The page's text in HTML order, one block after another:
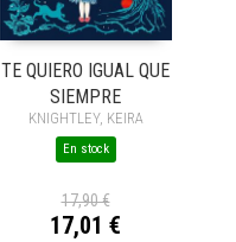
TE QUIERO IGUAL QUE
SIEMPRE
KNIGHTLEY, KEIRA
En stock
17,90 €
17,01 €